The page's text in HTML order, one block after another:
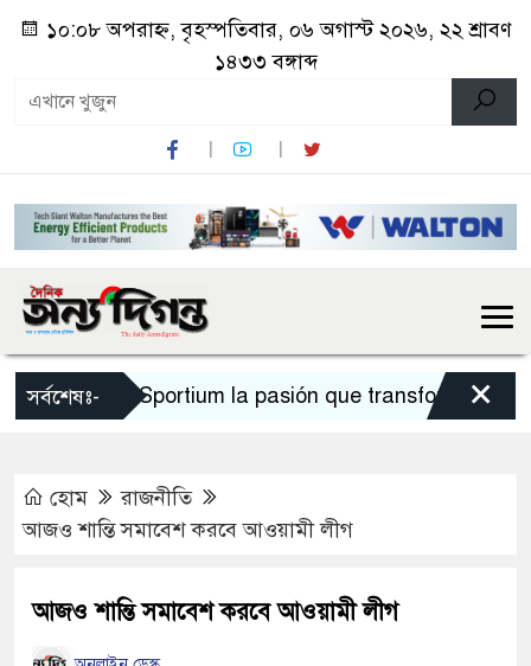
১০:০৮ অপরাহ্ন, বৃহস্পতিবার, ০৬ অগাস্ট ২০২৬, ২২ শ্রাবণ
১৪৩৩ বঙ্গাব্দ
সর্বশেষঃ- Sportium la pasión que transforma cada
×
হোম
রাজনীতি
আজও শান্তি সমাবেশ করবে আওয়ামী লীগ
আজও শান্তি সমাবেশ করবে আওয়ামী লীগ